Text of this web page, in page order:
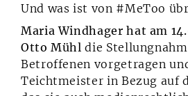
Und was ist von #MeToo
Maria Windhager hat am
Otto Mühl die
Betroffenen vorgetragen
Teichtmeister in Bezug auf